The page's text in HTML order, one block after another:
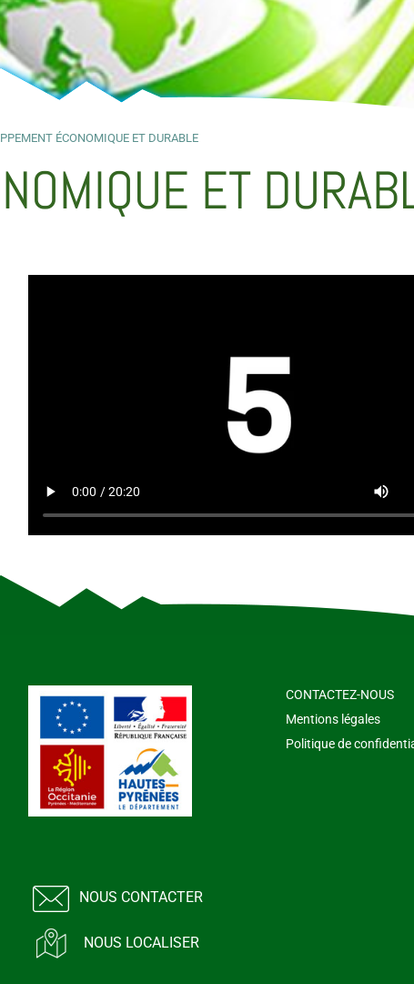
ÉCONOMIQUE ET DURABLE
ET
NOUS CONTACTER
NOUS LOCALISER
CONTACTEZ-NOUS
Mentions légales
Politique de